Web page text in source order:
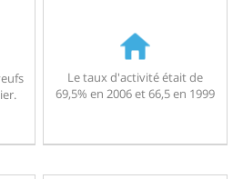
Le taux d'activité était de
69,5% en 2006 et 66,5 en 1999